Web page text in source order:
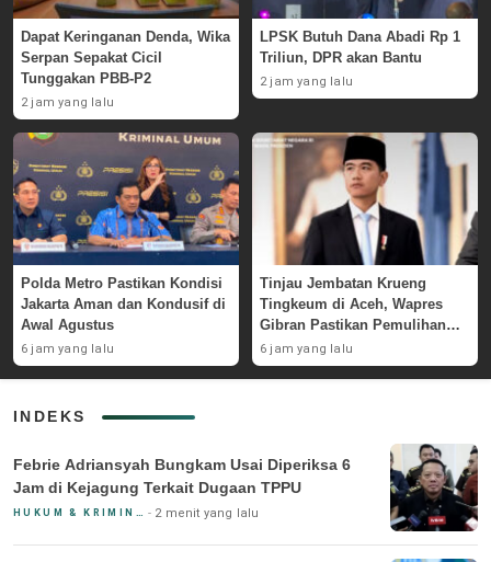
Dapat Keringanan Denda, Wika
Serpan Sepakat Cicil
Tunggakan PBB-P2
2 jam yang lalu
LPSK Butuh Dana Abadi Rp 1
Triliun, DPR akan Bantu
2 jam yang lalu
Polda Metro Pastikan Kondisi
Jakarta Aman dan Kondusif di
Awal Agustus
6 jam yang lalu
Tinjau Jembatan Krueng
Tingkeum di Aceh, Wapres
Gibran Pastikan Pemulihan
Pascabencana
6 jam yang lalu
INDEKS
Febrie Adriansyah Bungkam Usai Diperiksa 6
Jam di Kejagung Terkait Dugaan TPPU
2 menit yang lalu